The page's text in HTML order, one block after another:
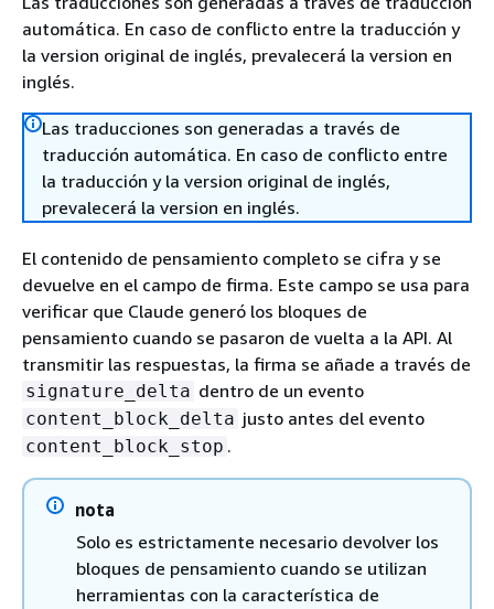
automática. En caso de conflicto entre la traducción y
la version original de inglés, prevalecerá la version en
inglés.
Las traducciones son generadas a través de
traducción automática. En caso de conflicto entre
la traducción y la version original de inglés,
prevalecerá la version en inglés.
El contenido de pensamiento completo se cifra y se
devuelve en el campo de firma. Este campo se usa para
verificar que Claude generó los bloques de
pensamiento cuando se pasaron de vuelta a la API. Al
transmitir las respuestas, la firma se añade a través de
signature_delta dentro de un evento
content_block_delta justo antes del evento
content_block_stop .
nota
Solo es estrictamente necesario devolver los
bloques de pensamiento cuando se utilizan
herramientas con la característica de